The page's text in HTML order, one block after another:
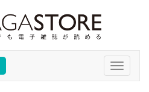
Toggle